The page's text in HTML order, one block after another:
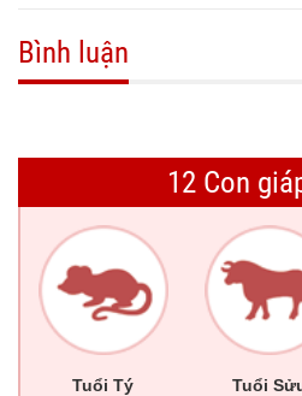
Bình luận
12 Con
Tuổi Tý Tuổi